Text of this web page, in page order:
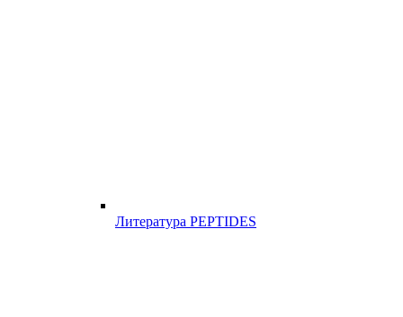
Литература PEPTIDES